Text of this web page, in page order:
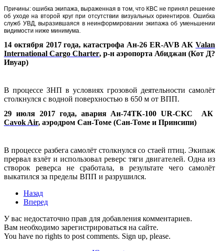
Причины: ошибка экипажа, выраженная в том, что КВС не принял решение
об уходе на второй круг при отсутствии визуальных ориентиров. Ошибка
служб УВД, выразившаяся в неинформировании экипажа об уменьшении
видимости ниже минимума.
14 октября 2017 года, катастрофа Ан-26 ER-AVB АК Valan
International Cargo Charter, р-н аэропорта Абиджан (Кот Д?
Ивуар)
В процессе ЗНП в условиях грозовой деятельности самолёт
столкнулся с водной поверхностью в 650 м от ВПП.
29 июля 2017 года, авария Ан-74ТК-100 UR-CKC АК
Cavok Air, аэродром Сан-Томе (Сан-Томе и Принсипи)
В процессе разбега самолёт столкнулся со стаей птиц. Экипаж
прервал взлёт и использовал реверс тяги двигателей. Одна из
створок реверса не сработала, в результате чего самолёт
выкатился за пределы ВПП и разрушился.
Назад
Вперед
У вас недостаточно прав для добавления комментариев.
Вам необходимо зарегистрироваться на сайте.
You have no rights to post comments. Sign up, please.